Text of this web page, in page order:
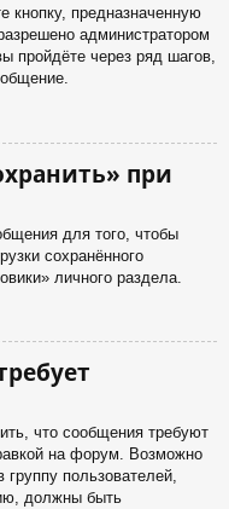
предназначенную
администратором
пройдёте через ряд шагов,
при
для того, чтобы
сохранённого
личного раздела.
что сообщения требуют
на форум. Возможно
пользователей,
должны быть